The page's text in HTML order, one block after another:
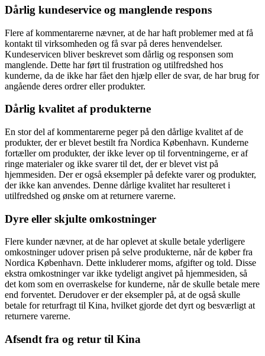
Dårlig kundeservice og manglende respons
Flere af kommentarerne nævner, at de har haft problemer med at få
kontakt til virksomheden og få svar på deres henvendelser.
Kundeservicen bliver beskrevet som dårlig og responsen som
manglende. Dette har ført til frustration og utilfredshed hos
kunderne, da de ikke har fået den hjælp eller de svar, de har brug for
angående deres ordrer eller produkter.
Dårlig kvalitet af produkterne
En stor del af kommentarerne peger på den dårlige kvalitet af de
produkter, der er blevet bestilt fra Nordica København. Kunderne
fortæller om produkter, der ikke lever op til forventningerne, er af
ringe materialer og ikke svarer til det, der er blevet vist på
hjemmesiden. Der er også eksempler på defekte varer og produkter,
der ikke kan anvendes. Denne dårlige kvalitet har resulteret i
utilfredshed og ønske om at returnere varerne.
Dyre eller skjulte omkostninger
Flere kunder nævner, at de har oplevet at skulle betale yderligere
omkostninger udover prisen på selve produkterne, når de køber fra
Nordica København. Dette inkluderer moms, afgifter og told. Disse
ekstra omkostninger var ikke tydeligt angivet på hjemmesiden, så
det kom som en overraskelse for kunderne, når de skulle betale mere
end forventet. Derudover er der eksempler på, at de også skulle
betale for returfragt til Kina, hvilket gjorde det dyrt og besværligt at
returnere varerne.
Afsendt fra og retur til Kina